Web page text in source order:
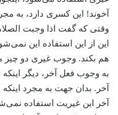
آخوند! این کسری دارد، به
وقتی که گفت اذا وجبت الصلاة
این از این استفاده این
هم بکند. وجوب غیری دو چیز
به وجوب فعل آخر، ‌دیگر
آخر. بدان جهت به مجرد
آخر این غیریت استفاده